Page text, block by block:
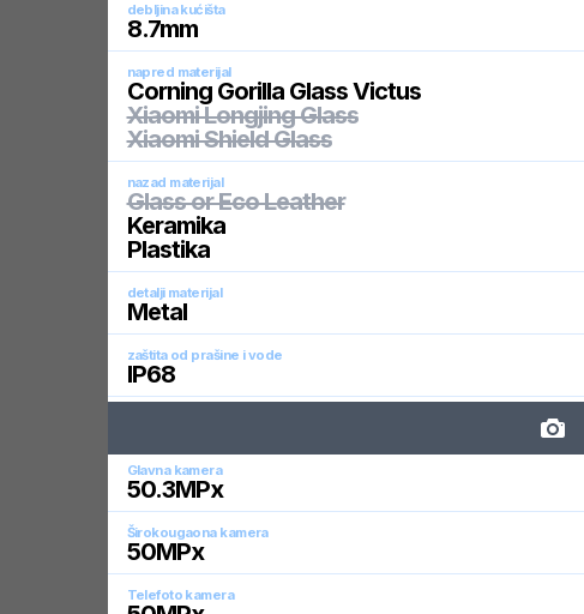
debljina kućišta
8.7mm
napred materijal
Corning Gorilla Glass Victus
Xiaomi Longjing Glass
Xiaomi Shield Glass
nazad materijal
Glass or Eco Leather
Keramika
Plastika
detalji materijal
Metal
zaštita od prašine i vode
IP68
Glavna kamera
50.3MPx
Širokougaona kamera
50MPx
Telefoto kamera